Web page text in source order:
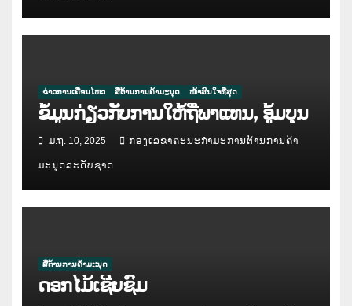
ຂ່າວການເຄື່ອນໄຫວ ສື່ຕ້ານການຄ້າມະນຸດ ໜ້າສົນໃຈທີ່ສຸດ
ຂໍ້ມູນກ່ຽວກັບການໃຫ້ຖືພາແທນ, ອູ້ມບຸນ
ມ.ຖ. 10, 2025 ກອງເລຂາຄະນະກຳມະການຕ້ານການຄ້າ
ມະນຸດລະດັບຊາດ
ສື່ຕ້ານການຄ້າມະນຸດ
ດອກໄມ້ເຊີຍຊົມ